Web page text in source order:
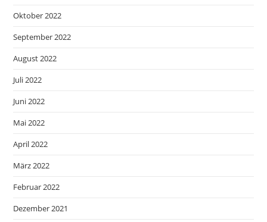
Oktober 2022
September 2022
August 2022
Juli 2022
Juni 2022
Mai 2022
April 2022
März 2022
Februar 2022
Dezember 2021